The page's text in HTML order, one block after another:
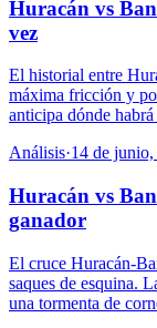
Huracán vs
vez
El historial entre
máxima fricción y
anticipa dónde
Análisis·14 de
Huracán vs
ganador
El cruce Huracán-
saques de esquina.
una tormenta de